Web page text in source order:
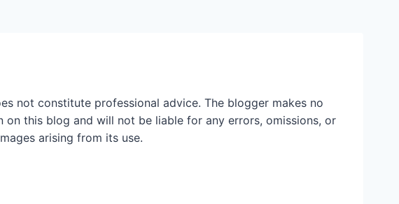
not constitute professional advice. The blogger makes no
this blog and will not be liable for any errors, omissions, or
arising from its use.